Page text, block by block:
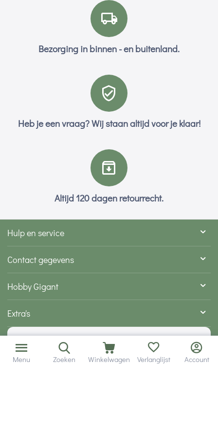
Bezorging in binnen - en buitenland.
Heb je een vraag? Wij staan altijd voor je klaar!
Altijd 120 dagen retourrecht.
Hulp en service
Contact gegevens
Hobby Gigant
Extra's
Wij zijn bereikbaar via
Menu Zoeken Winkelwagen Verlanglijst Account